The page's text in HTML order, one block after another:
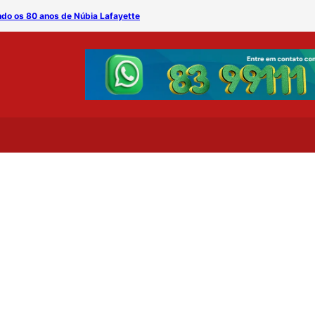
os 80 anos de Núbia Lafayette Cristina Amaral